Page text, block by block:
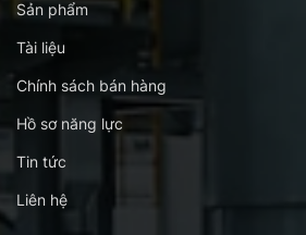
Sản phẩm
Tài liệu
Chính sách bán hàng
Hồ sơ năng lực
Tin tức
Liên hệ